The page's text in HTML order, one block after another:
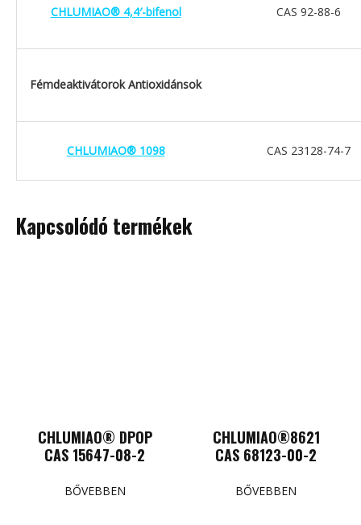
CHLUMIAO® 4,4′-bifenol CAS 92-88-6
Fémdeaktivátorok Antioxidánsok
CHLUMIAO® 1098 CAS 23128-74-7
Kapcsolódó termékek
CHLUMIAO® DPOP
CAS 15647-08-2
BŐVEBBEN
CHLUMIAO®8621
CAS 68123-00-2
BŐVEBBEN